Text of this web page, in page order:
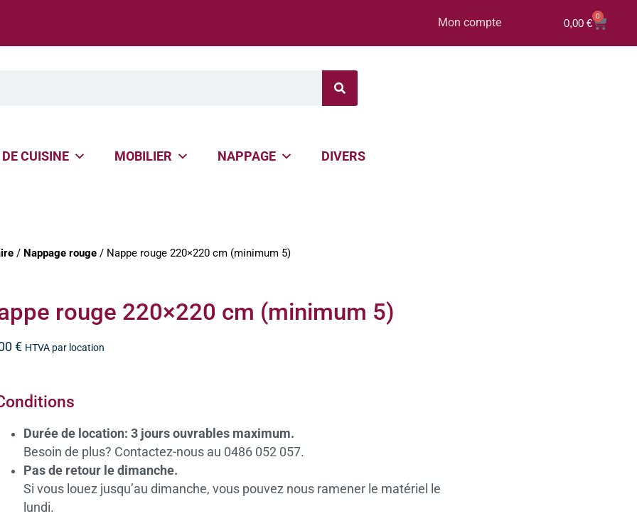
Mon compte 0,00€
0
CUISINE MOBILIER NAPPAGE DIVERS
/ Nappage rouge / Nappe rouge 220×220 cm (minimum 5)
rouge 220×220 cm (minimum 5)
€ HTVA par location
Durée de location: 3 jours ouvrables maximum.
Besoin de plus? Contactez-nous au 0486 052 057.
Pas de retour le dimanche.
Si vous louez jusqu’au dimanche, vous pouvez nous ramener le matériel le
lundi.